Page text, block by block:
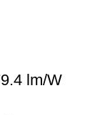
lm/W